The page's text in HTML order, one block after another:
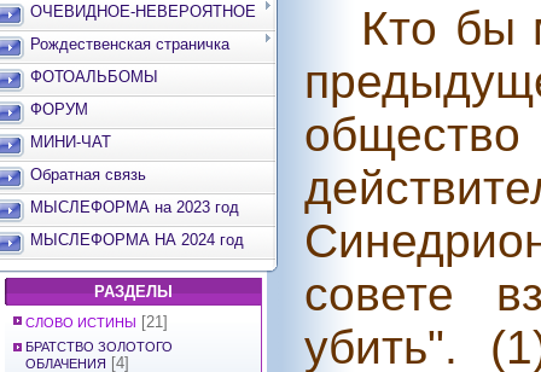
ОЧЕВИДНОЕ-НЕВЕРОЯТНОЕ
Рождественская страничка
ФОТОАЛЬБОМЫ
ФОРУМ
МИНИ-ЧАТ
Обратная связь
МЫСЛЕФОРМА на 2023 год
МЫСЛЕФОРМА НА 2024 год
РАЗДЕЛЫ
СЛОВО ИСТИНЫ [21]
БРАТСТВО ЗОЛОТОГО
ОБЛАЧЕНИЯ [4]
Кто бы
совете
убить".